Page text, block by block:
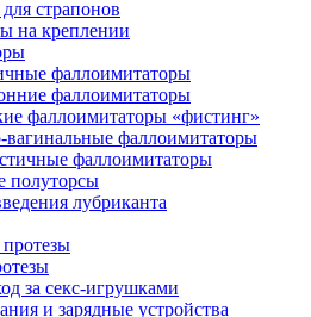
страпонов
на креплении
фаллоимитаторы
фаллоимитаторы
фаллоимитаторы «фистинг»
вагинальные фаллоимитаторы
фаллоимитаторы
полуторсы
лубриканта
за секс-игрушками
и зарядные устройства